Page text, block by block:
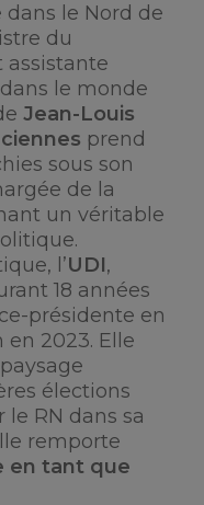
le Nord de
du
assistante
le monde
Jean-Louis
prend
sous son
de la
un véritable
l’UDI,
18 années
présidente en
en 2023. Elle
élections
le RN dans sa
remporte
en tant que